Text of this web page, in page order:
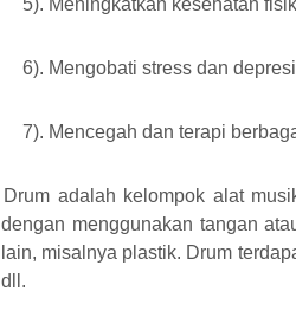
6). Mengobati stress dan depresi
7). Mencegah dan terapi
Drum adalah kelompok alat
dengan menggunakan tangan
lain, misalnya plastik. Drum
dll .